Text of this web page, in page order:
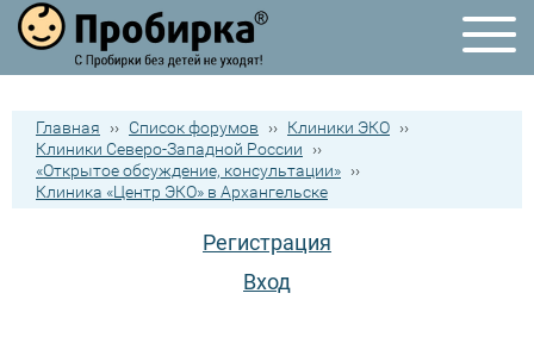
Главная ›› Список форумов ›› Клиники ЭКО ››
Клиники Северо-Западной России
››
«Открытое обсуждение, консультации» ››
Клиника «Центр ЭКО» в Архангельске
Регистрация
Вход